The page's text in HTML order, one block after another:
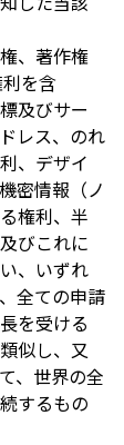
、著作権
を含
及びサー
レス、のれ
、デザイ
密情報（ノ
権利、半
びこれに
、いずれ
全ての申請
を受ける
似し、又
、世界の全
するもの